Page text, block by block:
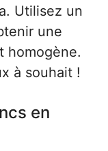
Utilisez un
une
homogène.
à souhait !
en